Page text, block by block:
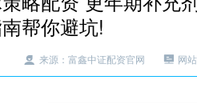
帮你避坑!
来源：富鑫中证配资官网 网